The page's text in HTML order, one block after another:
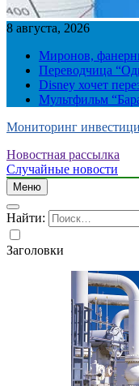
8 августа, 2026
Миронов,
Переводчица
Disney хочет
Мультфильм
Мониторинг
Новостная рассылка
Случайные новости
Меню
Найти:
Заголовки